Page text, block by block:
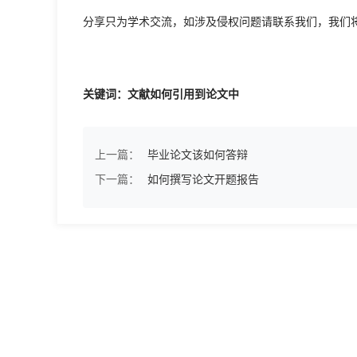
分享只为学术交流，如涉及侵权问题请联系我们，我们
关键词：文献如何引用到论文中
上一篇：
毕业论文该如何答辩
下一篇：
如何撰写论文开题报告